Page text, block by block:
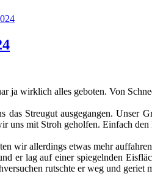
ja wirklich alles geboten. Von
das Streugut ausgegangen. Unser
uns mit Stroh geholfen. Einfach
wir allerdings etwas mehr
er lag auf einer spiegelnden
rutschte er weg und